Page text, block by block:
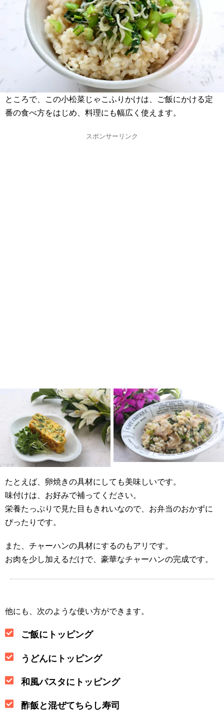
ところで、この小松菜じゃこふりかけは、ご飯にかける定
番の食べ方をはじめ、料理にも幅広く使えます。
スポンサーリンク
たとえば、卵焼きの具材にしても美味しいです。
味付けは、お好みで補ってください。
栄養たっぷりで見た目もきれいなので、お弁当のおかずに
ぴったりです。
また、チャーハンの具材にするのもアリです。
お肉を少し加えるだけで、豪華なチャーハンの完成です。
他にも、次のような使い方ができます。
ご飯にトッピング
うどんにトッピング
和風パスタにトッピング
酢飯と混ぜてちらし寿司